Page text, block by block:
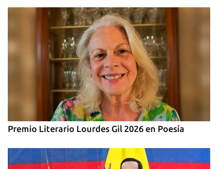
Premio Literario Lourdes Gil 2026 en Poesía